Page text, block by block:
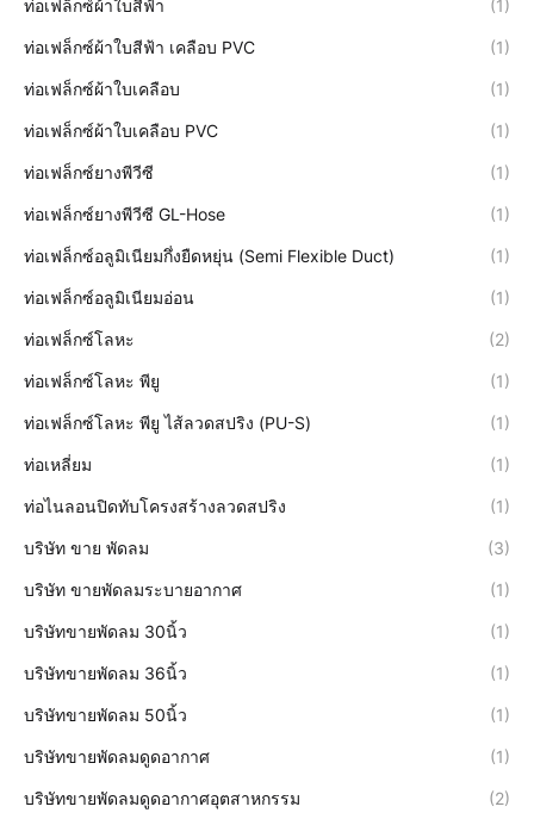
ท่อเฟล็กซ์ผ้าใบสีฟ้า (1)
ท่อเฟล็กซ์ผ้าใบสีฟ้า เคลือบ PVC (1)
ท่อเฟล็กซ์ผ้าใบเคลือบ (1)
ท่อเฟล็กซ์ผ้าใบเคลือบ PVC (1)
ท่อเฟล็กซ์ยางพีวีซี (1)
ท่อเฟล็กซ์ยางพีวีซี GL-Hose (1)
ท่อเฟล็กซ์อลูมิเนียมกึ่งยืดหยุ่น (Semi Flexible Duct) (1)
ท่อเฟล็กซ์อลูมิเนียมอ่อน (1)
ท่อเฟล็กซ์โลหะ (2)
ท่อเฟล็กซ์โลหะ พียู (1)
ท่อเฟล็กซ์โลหะ พียู ไส้ลวดสปริง (PU-S) (1)
ท่อเหลี่ยม (1)
ท่อไนลอนปิดทับโครงสร้างลวดสปริง (1)
บริษัท ขาย พัดลม (3)
บริษัท ขายพัดลมระบายอากาศ (1)
บริษัทขายพัดลม 30นิ้ว (1)
บริษัทขายพัดลม 36นิ้ว (1)
บริษัทขายพัดลม 50นิ้ว (1)
บริษัทขายพัดลมดูดอากาศ (1)
บริษัทขายพัดลมดูดอากาศอุตสาหกรรม (2)